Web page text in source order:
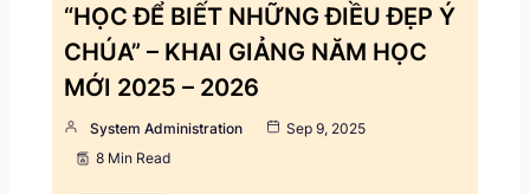
“HỌC ĐỂ BIẾT NHỮNG ĐIỀU ĐẸP Ý
CHÚA” – KHAI GIẢNG NĂM HỌC
MỚI 2025 – 2026
System Administration
Sep 9, 2025
8 Min Read